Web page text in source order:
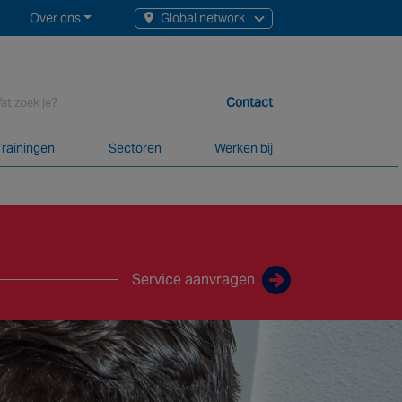
Global network
Over ons
Sectoren Werken bij
Contact
Service aanvragen